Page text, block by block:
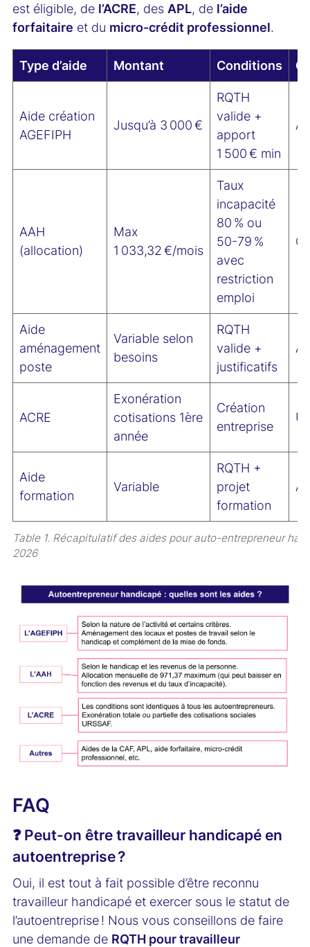
est éligible, de l’ACRE, des APL, de l’aide
forfaitaire et du micro-crédit professionnel.
Table 1. Récapitulatif des aides pour auto-entrepreneur
2026
Type d’aide Montant Conditions
Aide création
AGEFIPH
Jusqu’à 3 000 €
RQTH
valide +
apport
1 500 € min
AAH
(allocation)
Max
1 033,32 €/mois
Taux
incapacité
80 % ou
50-79 %
avec
restriction
emploi
Aide
aménagement
poste
Variable selon
besoins
RQTH
valide +
justificatifs
ACRE
Exonération
cotisations 1ère
année
Création
entreprise
Aide
formation
Variable
RQTH +
projet
formation
FAQ
❓ Peut-on être travailleur handicapé en
autoentreprise ?
Oui, il est tout à fait possible d’être reconnu
travailleur handicapé et exercer sous le statut de
l’autoentreprise ! Nous vous conseillons de faire
une demande de RQTH pour travailleur